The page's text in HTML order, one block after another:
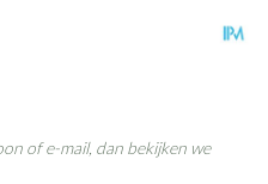
of e-mail, dan bekijken we